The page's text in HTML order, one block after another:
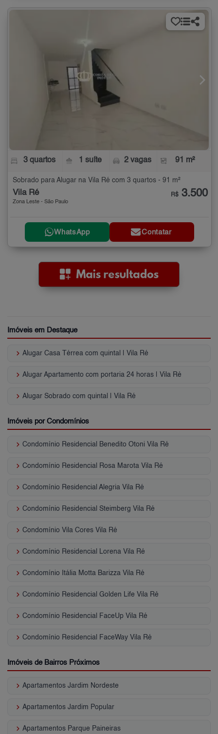
3 quartos 1 suíte 2 vagas 91 m²
Sobrado para Alugar na Vila Ré com 3 quartos - 91 m²
Vila Ré
Zona Leste - São Paulo
R$ 3.500
WhatsApp Contatar
Imóveis em Destaque
keyboard_arrow_right Alugar Casa Térrea com quintal | Vila Ré
keyboard_arrow_right Alugar Apartamento com portaria 24 horas | Vila Ré
keyboard_arrow_right Alugar Sobrado com quintal | Vila Ré
Imóveis por Condomínios
keyboard_arrow_right Condomínio Residencial Benedito Otoni Vila Ré
keyboard_arrow_right Condomínio Residencial Rosa Marota Vila Ré
keyboard_arrow_right Condomínio Residencial Alegria Vila Ré
keyboard_arrow_right Condomínio Residencial Steimberg Vila Ré
keyboard_arrow_right Condomínio Vila Cores Vila Ré
keyboard_arrow_right Condomínio Residencial Lorena Vila Ré
keyboard_arrow_right Condomínio Itália Motta Barizza Vila Ré
keyboard_arrow_right Condomínio Residencial Golden Life Vila Ré
keyboard_arrow_right Condomínio Residencial FaceUp Vila Ré
keyboard_arrow_right Condomínio Residencial FaceWay Vila Ré
Imóveis de Bairros Próximos
keyboard_arrow_right Apartamentos Jardim Nordeste
keyboard_arrow_right Apartamentos Jardim Popular
keyboard_arrow_right Apartamentos Parque Paineiras